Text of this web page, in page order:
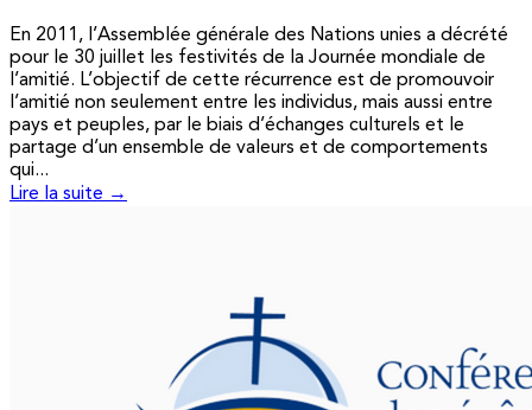
En 2011, l’Assemblée générale des Nations unies a décrété
pour le 30 juillet les festivités de la Journée mondiale de
l’amitié. L’objectif de cette récurrence est de promouvoir
l’amitié non seulement entre les individus, mais aussi entre
pays et peuples, par le biais d’échanges culturels et le
partage d’un ensemble de valeurs et de comportements
qui...
Lire la suite →